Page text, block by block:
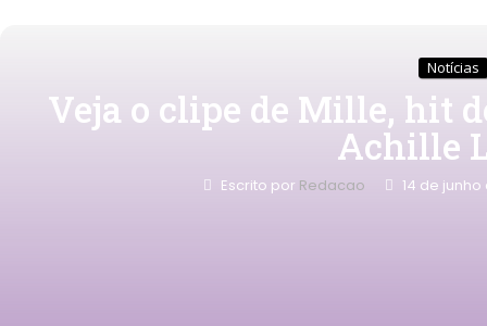
Notícias
Veja o clipe de Mille, hit
Achille
Escrito por Redacao 14 de junho